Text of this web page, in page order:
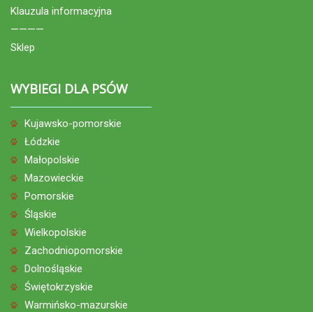
Klauzula informacyjna
————
Sklep
WYBIEGI DLA PSÓW
Kujawsko-pomorskie
Łódzkie
Małopolskie
Mazowieckie
Pomorskie
Śląskie
Wielkopolskie
Zachodniopomorskie
Dolnośląskie
Świętokrzyskie
Warmińsko-mazurskie